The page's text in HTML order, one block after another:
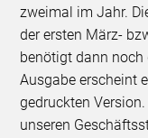
zweimal im Jahr.
der ersten März-
benötigt dann noch
Ausgabe erscheint
gedruckten
unseren